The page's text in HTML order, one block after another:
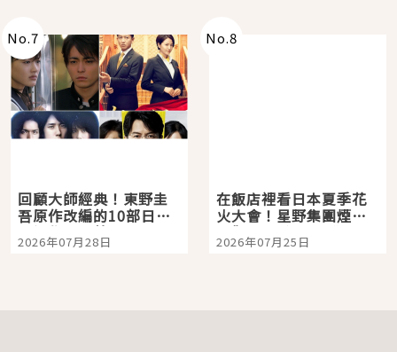
No.7
回顧大師經典！東野圭
吾原作改編的10部日本
影視作品推薦
2026年07月28日
No.8
在飯店裡看日本夏季花
火大會！星野集團煙火
景觀飯店6選，讓你不用
人擠人悠閒欣賞
2026年07月25日